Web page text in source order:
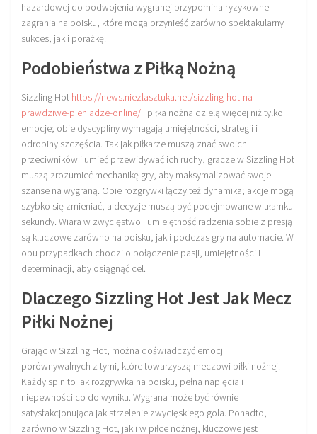
O nas
Od autorów
Kontakt
hazardowej do podwojenia wygranej przypomina ryzykowne
zagrania na boisku, które mogą przynieść zarówno spektakularny
sukces, jak i porażkę.
Podobieństwa z Piłką Nożną
Sizzling Hot https://news.niezlasztuka.net/sizzling-hot-na-
prawdziwe-pieniadze-online/ i piłka nożna dzielą więcej niż tylko
emocje; obie dyscypliny wymagają umiejętności, strategii i
odrobiny szczęścia. Tak jak piłkarze muszą znać swoich
przeciwników i umieć przewidywać ich ruchy, gracze w Sizzling Hot
muszą zrozumieć mechanikę gry, aby maksymalizować swoje
szanse na wygraną. Obie rozgrywki łączy też dynamika; akcje mogą
szybko się zmieniać, a decyzje muszą być podejmowane w ułamku
sekundy. Wiara w zwycięstwo i umiejętność radzenia sobie z presją
są kluczowe zarówno na boisku, jak i podczas gry na automacie. W
obu przypadkach chodzi o połączenie pasji, umiejętności i
determinacji, aby osiągnąć cel.
Dlaczego Sizzling Hot Jest Jak Mecz
Piłki Nożnej
Grając w Sizzling Hot, można doświadczyć emocji
porównywalnych z tymi, które towarzyszą meczowi piłki nożnej.
Każdy spin to jak rozgrywka na boisku, pełna napięcia i
niepewności co do wyniku. Wygrana może być równie
satysfakcjonująca jak strzelenie zwycięskiego gola. Ponadto,
zarówno w Sizzling Hot, jak i w piłce nożnej, kluczowe jest